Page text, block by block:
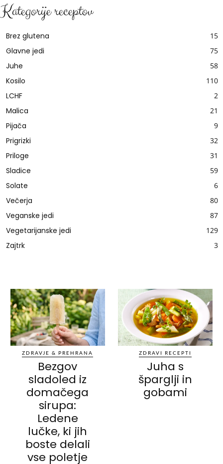
Kategorije receptov
Brez glutena 15
Glavne jedi 75
Juhe 58
Kosilo 110
LCHF 2
Malica 21
Pijača 9
Prigrizki 32
Priloge 31
Sladice 59
Solate 6
Večerja 80
Veganske jedi 87
Vegetarijanske jedi 129
Zajtrk 3
ZDRAVJE & PREHRANA
Bezgov
sladoled iz
domačega
sirupa:
Ledene
lučke, ki jih
boste delali
vse poletje
ZDRAVI RECEPTI
Juha s
šparglji in
gobami